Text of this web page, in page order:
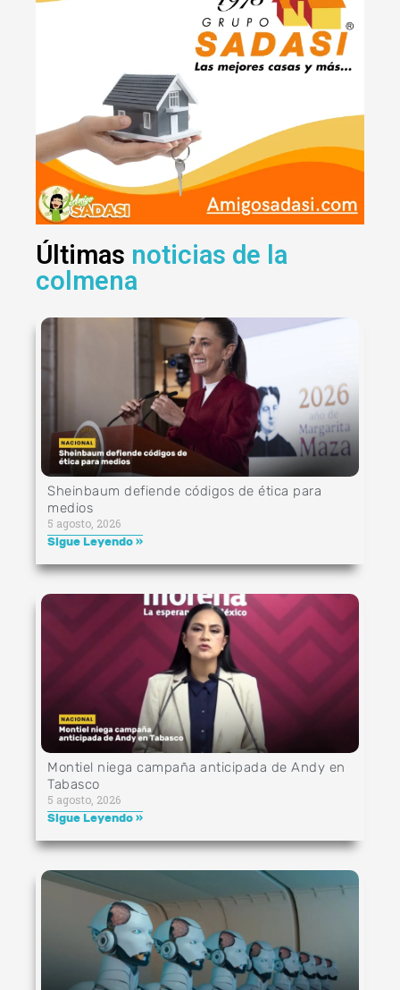
Últimas noticias de la
colmena
Sheinbaum defiende códigos de ética para
medios
5 agosto, 2026
Sigue Leyendo »
Montiel niega campaña anticipada de Andy en
Tabasco
5 agosto, 2026
Sigue Leyendo »